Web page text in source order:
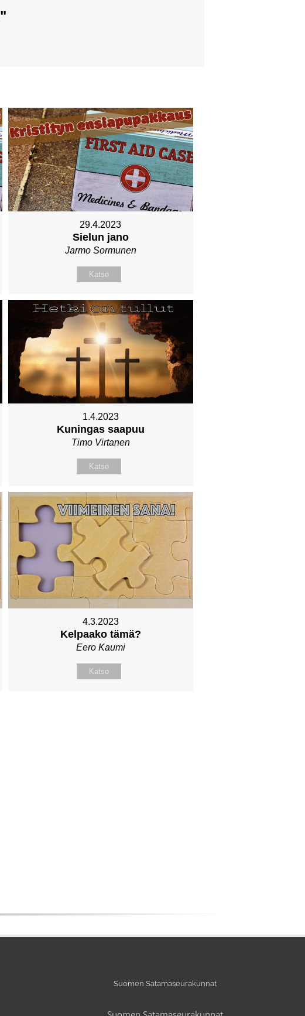
"
29.4.2023
Sielun jano
Jarmo Sormunen
Katso
1.4.2023
Kuningas saapuu
Timo Virtanen
Katso
4.3.2023
Kelpaako tämä?
Eero Kaumi
Katso
Suomen Satamaseurakunnat